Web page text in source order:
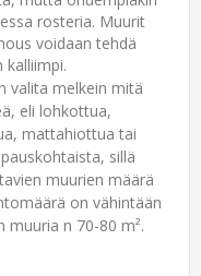
rosteria. Muurit
voidaan tehdä
kalliimpi.
valita melkein mitä
eli lohkottua,
mattahiottua tai
sillä
muurien määrä
on vähintään
n 70-80 m².